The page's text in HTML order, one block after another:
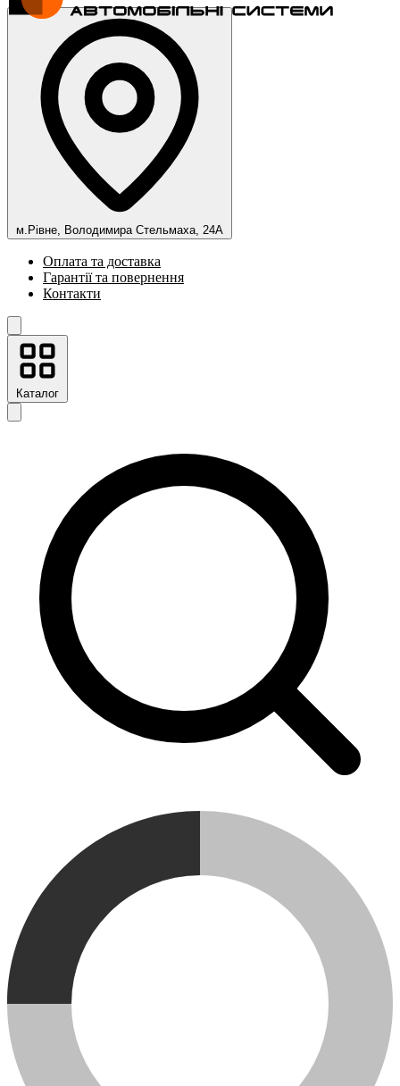
м.Рівне, Володимира Стельмаха, 24А
Оплата та доставка
Гарантії та повернення
Контакти
Каталог